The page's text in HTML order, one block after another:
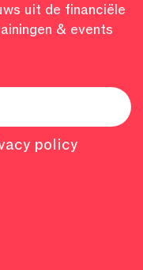
uit de financiële
& events
policy